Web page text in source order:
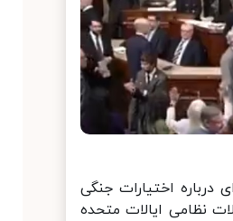
اختیارات جنگی
ایالات متحده